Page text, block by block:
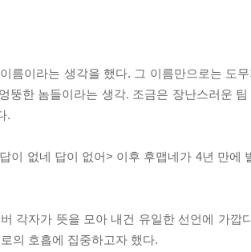
름이라는 생각을 했다. 그 이름만으로는 도
뚱한 놈들이라는 생각. 조금은 장난스러운
.
이 없네 답이 없어> 이후 후맵네가 4년 만에
각자가 뜻을 모아 내건 유일한 선언에 가
의 호흡에 집중하고자 했다.